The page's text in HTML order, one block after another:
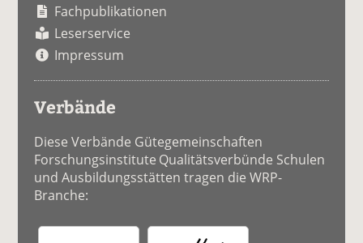
Fachpublikationen
Leserservice
Impressum
Verbände
Diese Verbände Gütegemeinschaften
Forschungsinstitute Qualitätsverbünde Schulen
und Ausbildungsstätten tragen die WRP-
Branche: